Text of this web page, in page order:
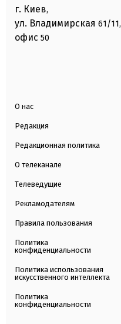
г. Киев,
ул. Владимирская 61/11,
офис 50
О нас
Редакция
Редакционная политика
О телеканале
Телеведущие
Рекламодателям
Правила пользования
Политика
конфиденциальности
Политика использования
искусственного интеллекта
Политика
конфиденциальности